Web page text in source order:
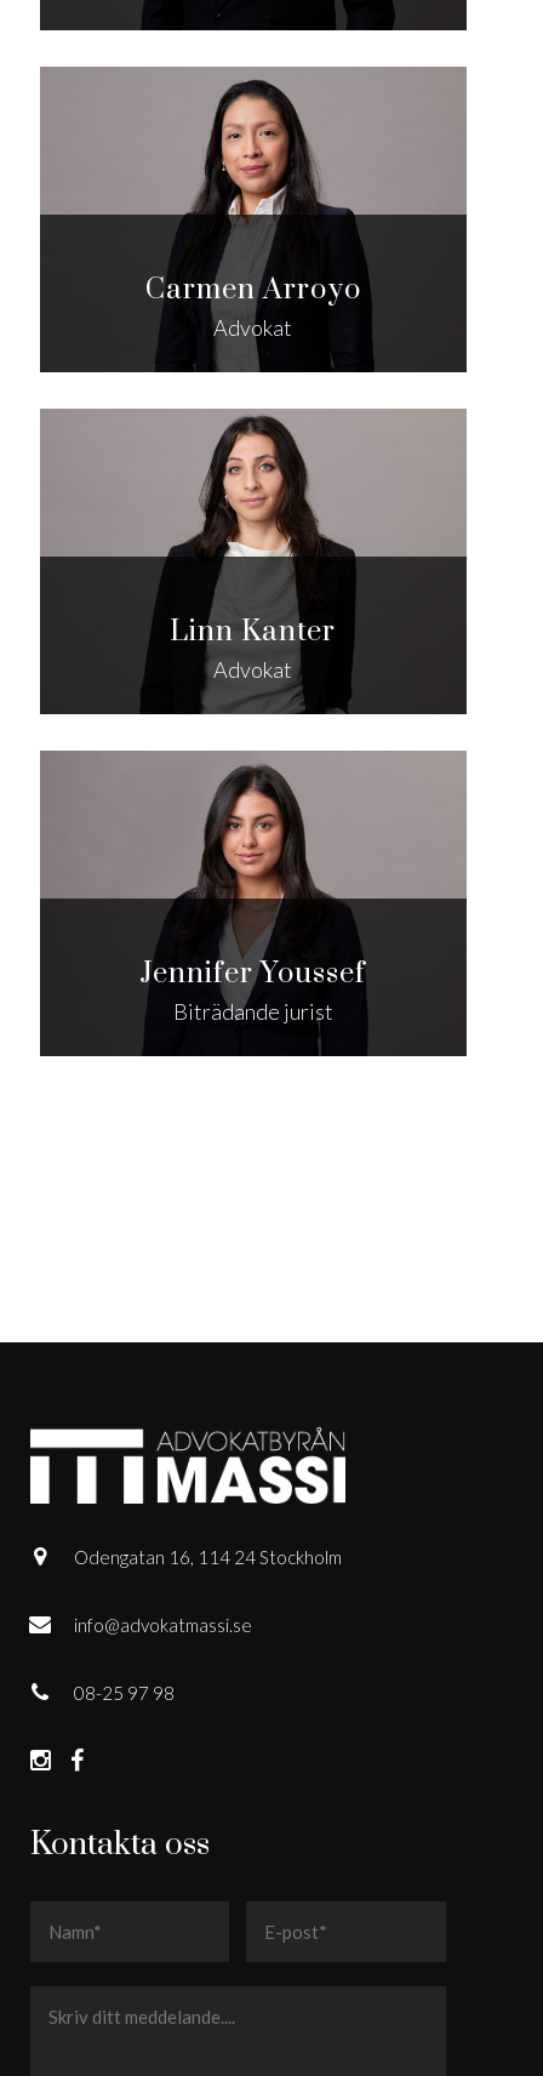
Carmen Arroyo
Advokat
Linn Kanter
Advokat
Jennifer Youssef
Biträdande jurist
Kontakta oss
Odengatan 16, 114 24 Stockholm
info@advokatmassi.se
08-25 97 98